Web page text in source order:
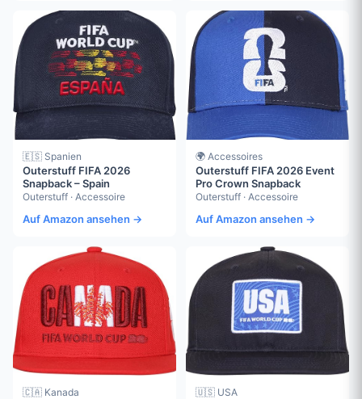
🇪🇸 Spanien
Outerstuff FIFA 2026
Snapback – Spain
Outerstuff · Accessoire
Auf Amazon ansehen →
🌍 Accessoires
Outerstuff FIFA 2026 Event
Pro Crown Snapback
Outerstuff · Accessoire
Auf Amazon ansehen →
🇨🇦 Kanada 🇺🇸 USA